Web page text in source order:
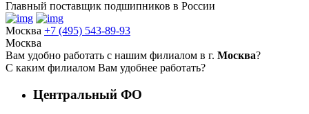
Главный поставщик подшипников в России
Москва +7 (495) 543-89-93
Москва
Вам удобно работать с нашим филиалом в г. Москва?
С каким филиалом Вам удобнее работать?
Центральный ФО